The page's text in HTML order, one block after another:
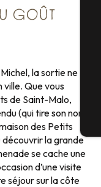
GOÛT
la sortie ne
ville. Que vous
de Saint-Malo,
(qui tire son nom
des Petits
découvrir la grande
se cache une
d’une visite
séjour sur la côte